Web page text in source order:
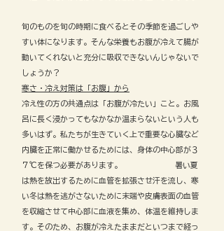
旬のものを旬の時期に食べるとその季節を過ごしや
すい体になります。そんな栄養もお腹が冷えて腸が
動いてくれないと充分に吸収できないんじゃないで
しょうか？
寒さ・冷え対策は「お腹」から
冷え性の方の共通点は「お腹が冷たい」こと。お風
呂に長く浸かってもなかなか温まらないという人も
多いはず。私たちが生きていく上で重要な心臓など
内臓を正常に働かせるためには、 身体の中心部が３
７℃を保つ必要があります。 暑い夏
は熱を放出するために血管を拡張させ汗を流し、寒
い冬は熱を逃がさないために末端や皮膚表面の血管
を収縮させて中心部に血液を集め、体温を維持しま
す。 そのため、お腹が冷えたままだといつまで経っ